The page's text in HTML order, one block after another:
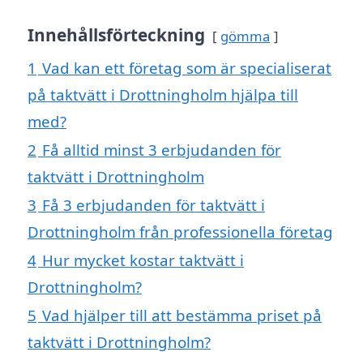
Innehållsförteckning gömma
1 Vad kan ett företag som är specialiserat
på taktvätt i Drottningholm hjälpa till
med?
2 Få alltid minst 3 erbjudanden för
taktvätt i Drottningholm
3 Få 3 erbjudanden för taktvätt i
Drottningholm från professionella företag
4 Hur mycket kostar taktvätt i
Drottningholm?
5 Vad hjälper till att bestämma priset på
taktvätt i Drottningholm?